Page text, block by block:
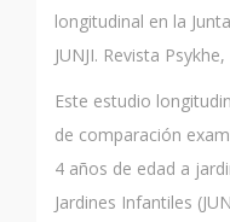
longitudinal en la
JUNJI. Revista
Este estudio
de comparación
4 años de edad a
Jardines Infantiles